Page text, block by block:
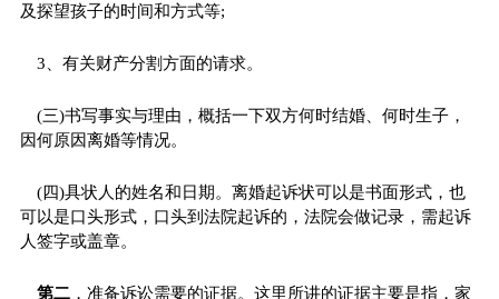
及探望孩子的时间和方式等;
3、有关财产分割方面的请求。
(三)书写事实与理由，概括一下双方何时结婚、何时生子，
因何原因离婚等情况。
(四)具状人的姓名和日期。离婚起诉状可以是书面形式，也
可以是口头形式，口头到法院起诉的，法院会做记录，需起诉
人签字或盖章。
第二，准备诉讼需要的证据。这里所讲的证据主要是指，家